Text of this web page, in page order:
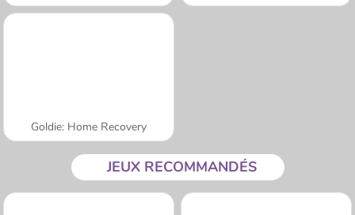
Goldie: Home Recovery
JEUX RECOMMANDÉS